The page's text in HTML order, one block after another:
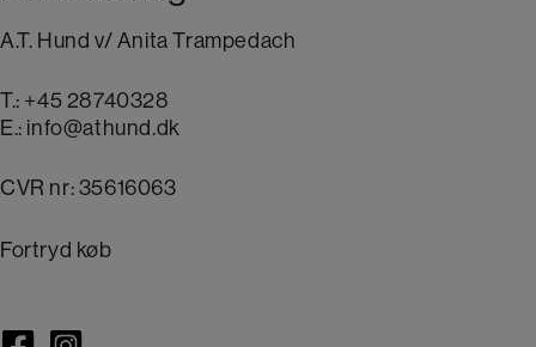
A.T. Hund v/ Anita Trampedach
T.: +45 28740328
E.: info@athund.dk
CVR nr: 35616063
Fortryd køb